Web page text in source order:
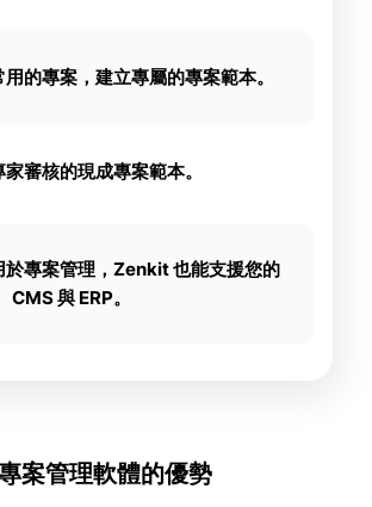
的專案，建立專屬的專案範本。
審核的現成專案範本。
於專案管理，Zenkit 也能支援您的
CMS 與 ERP。
案管理軟體的優勢